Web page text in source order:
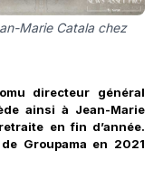
Marie Catala chez
directeur général
ainsi à Jean-Marie
en fin d’année.
Groupama en 2021